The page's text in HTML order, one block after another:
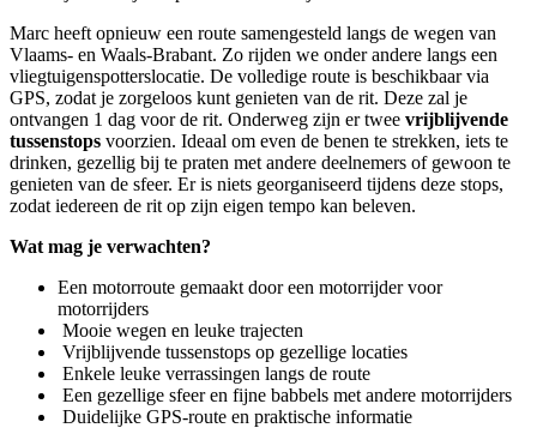
Marc heeft opnieuw een route samengesteld langs de wegen van
Vlaams- en Waals-Brabant. Zo rijden we onder andere langs een
vliegtuigenspotterslocatie. De volledige route is beschikbaar via
GPS, zodat je zorgeloos kunt genieten van de rit. Deze zal je
ontvangen 1 dag voor de rit. Onderweg zijn er twee vrijblijvende
tussenstops voorzien. Ideaal om even de benen te strekken, iets te
drinken, gezellig bij te praten met andere deelnemers of gewoon te
genieten van de sfeer. Er is niets georganiseerd tijdens deze stops,
zodat iedereen de rit op zijn eigen tempo kan beleven.
Wat mag je verwachten?
Een motorroute gemaakt door een motorrijder voor
motorrijders
Mooie wegen en leuke trajecten
Vrijblijvende tussenstops op gezellige locaties
Enkele leuke verrassingen langs de route
Een gezellige sfeer en fijne babbels met andere motorrijders
Duidelijke GPS-route en praktische informatie